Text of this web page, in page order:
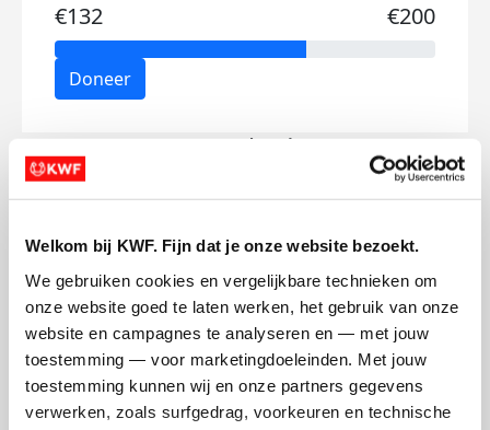
Welkom bij KWF. Fijn dat je onze website bezoekt.
We gebruiken cookies en vergelijkbare technieken om
onze website goed te laten werken, het gebruik van onze
website en campagnes te analyseren en — met jouw
toestemming — voor marketingdoeleinden. Met jouw
toestemming kunnen wij en onze partners gegevens
verwerken, zoals surfgedrag, voorkeuren en technische
€132 €200
Doneer
Oscar's badges